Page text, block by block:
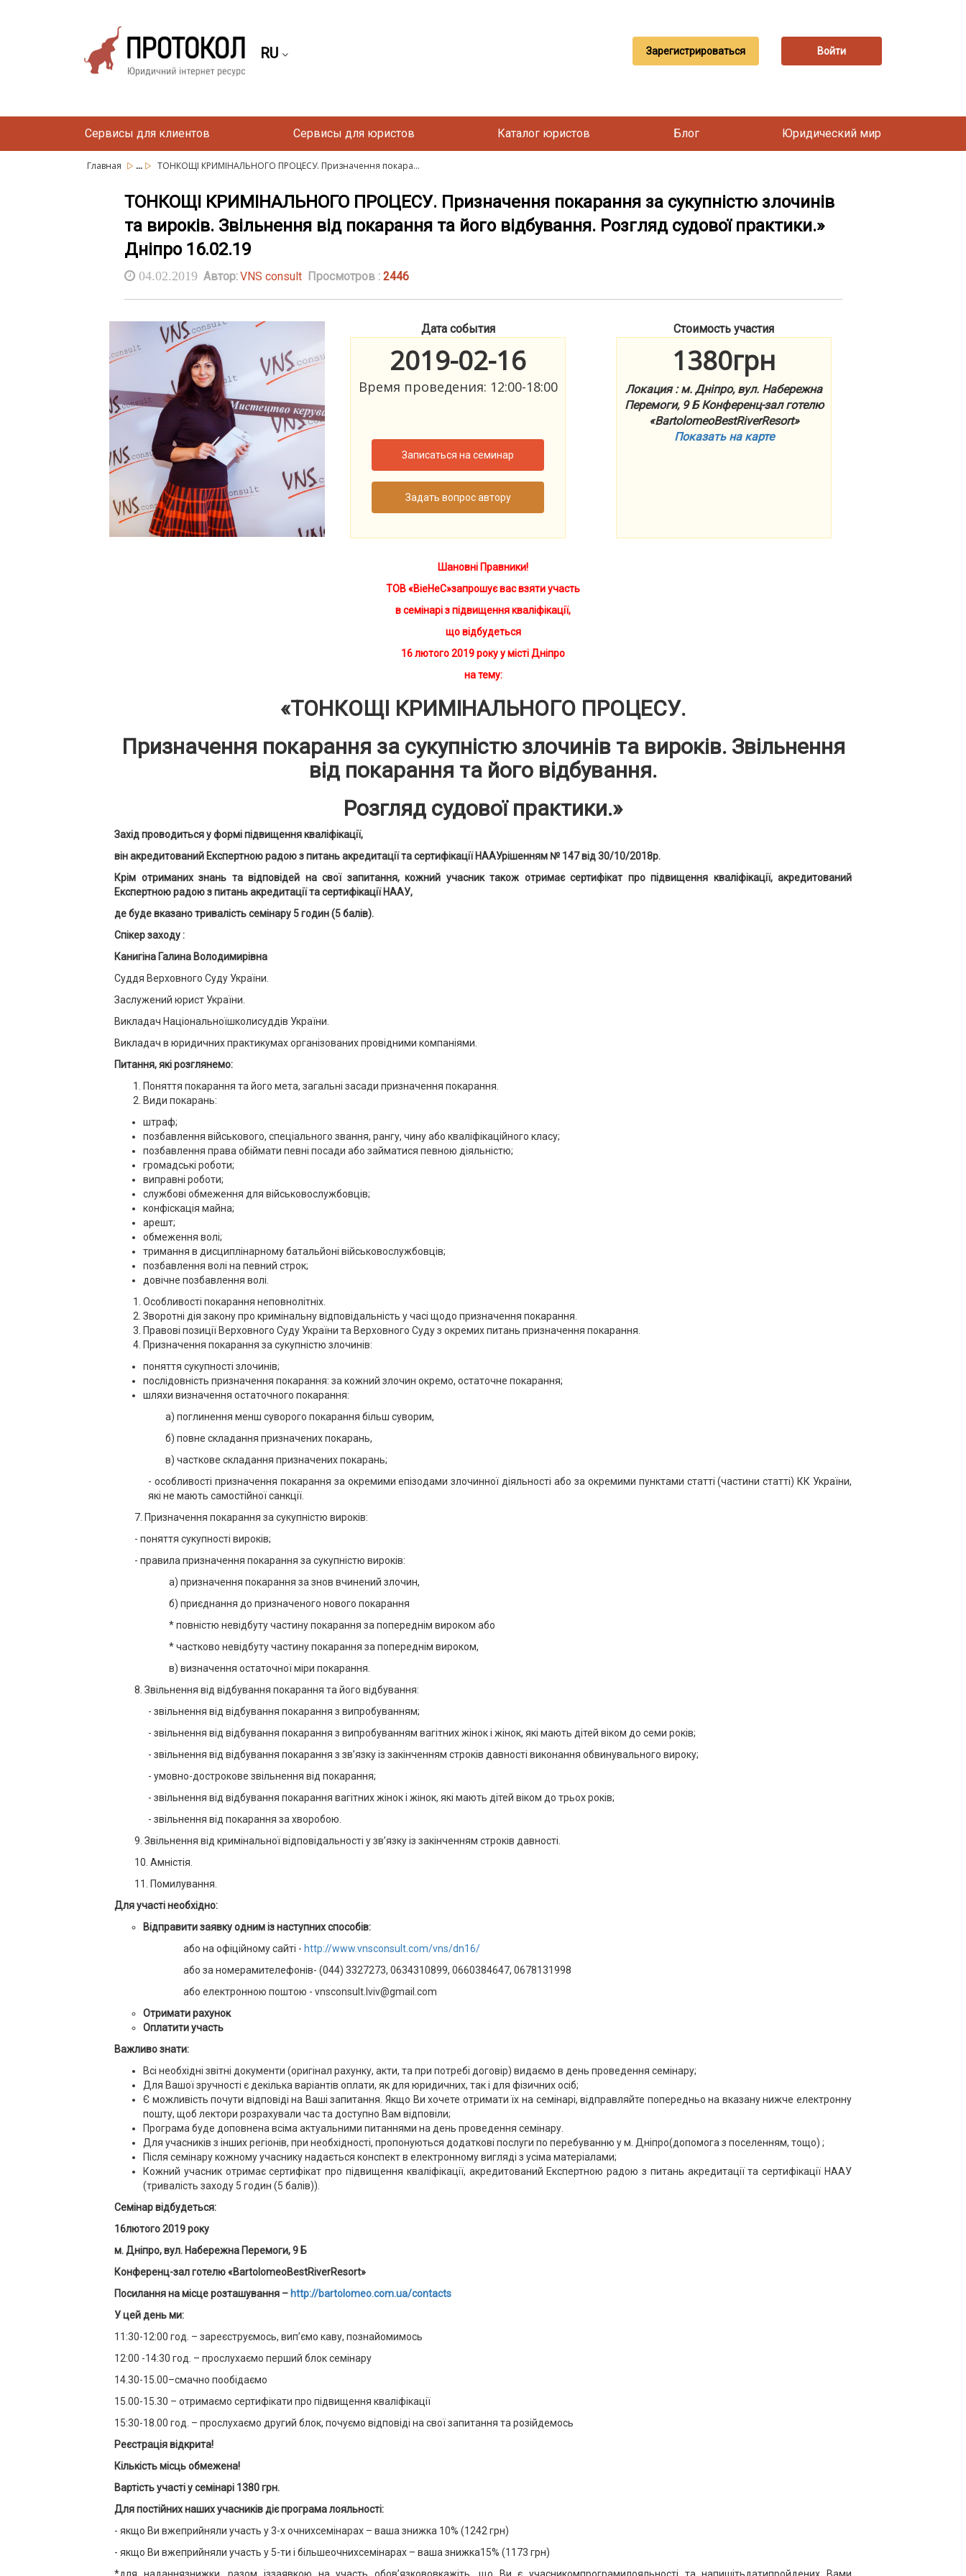
RU Зарегистрироваться Войти
Сервисы для клиентов Сервисы для юристов Каталог юристов Блог Юридический мир
Главная ... ТОНКОЩІ КРИМІНАЛЬНОГО ПРОЦЕСУ. Призначення покара...
ТОНКОЩІ КРИМІНАЛЬНОГО ПРОЦЕСУ. Призначення покарання за сукупністю злочинів
та вироків. Звільнення від покарання та його відбування. Розгляд судової практики.»
Дніпро 16.02.19
04.02.2019 Автор:VNS consult Просмотров : 2446
Дата события
2019-02-16
Время проведения: 12:00-18:00
Записаться на семинар
Задать вопрос автору
Стоимость участия
1380грн
Локация : м. Дніпро, вул. Набережна
Перемоги, 9 Б Конференц-зал готелю
«BartolomeoBestRiverResort»
Показать на карте
Шановні Правники!
ТОВ «ВіеНеС»запрошує вас взяти участь
в семінарі з підвищення кваліфікації,
що відбудеться
16лютого 2019 року у місті Дніпро
на тему:
«ТОНКОЩІ КРИМІНАЛЬНОГО ПРОЦЕСУ.
Призначення покарання за сукупністю злочинів та вироків. Звільнення
від покарання та його відбування.
Розгляд судової практики.»
Захід проводиться у формі підвищення кваліфікації,
він акредитований Експертною радою з питань акредитації та сертифікації НААУрішенням № 147 від 30/10/2018р.
Крім отриманих знань та відповідей на свої запитання, кожний учасник також отримає сертифікат про підвищення кваліфікації, акредитований
Експертною радою з питань акредитації та сертифікації НААУ,
де буде вказано тривалість семінару 5 годин (5 балів).
Спікер заходу :
Канигіна Галина Володимирівна
Суддя Верховного Суду України.
Заслужений юрист України.
Викладач Національноїшколисуддів України.
Викладач в юридичних практикумах організованих провідними компаніями.
Питання, які розглянемо:
Поняття покарання та його мета, загальні засади призначення покарання.
Види покарань:
штраф;
позбавлення військового, спеціального звання, рангу, чину або кваліфікаційного класу;
позбавлення права обіймати певні посади або займатися певною діяльністю;
громадські роботи;
виправні роботи;
службові обмеження для військовослужбовців;
конфіскація майна;
арешт;
обмеження волі;
тримання в дисциплінарному батальйоні військовослужбовців;
позбавлення волі на певний строк;
довічне позбавлення волі.
Особливості покарання неповнолітніх.
Зворотні дія закону про кримінальну відповідальність у часі щодо призначення покарання.
Правові позиції Верховного Суду України та Верховного Суду з окремих питань призначення покарання.
Призначення покарання за сукупністю злочинів:
поняття сукупності злочинів;
послідовність призначення покарання: за кожний злочин окремо, остаточне покарання;
шляхи визначення остаточного покарання:
а) поглинення менш суворого покарання більш суворим,
б) повне складання призначених покарань,
в) часткове складання призначених покарань;
- особливості призначення покарання за окремими епізодами злочинної діяльності або за окремими пунктами статті (частини статті) КК України,
які не мають самостійної санкції.
7. Призначення покарання за сукупністю вироків:
- поняття сукупності вироків;
- правила призначення покарання за сукупністю вироків:
а) призначення покарання за знов вчинений злочин,
б) приєднання до призначеного нового покарання
* повністю невідбуту частину покарання за попереднім вироком або
* частково невідбуту частину покарання за попереднім вироком,
в) визначення остаточної міри покарання.
8. Звільнення від відбування покарання та його відбування:
- звільнення від відбування покарання з випробуванням;
- звільнення від відбування покарання з випробуванням вагітних жінок і жінок, які мають дітей віком до семи років;
- звільнення від відбування покарання з зв’язку із закінченням строків давності виконання обвинувального вироку;
- умовно-дострокове звільнення від покарання;
- звільнення від відбування покарання вагітних жінок і жінок, які мають дітей віком до трьох років;
- звільнення від покарання за хворобою.
9. Звільнення від кримінальної відповідальності у зв’язку із закінченням строків давності.
10. Амністія.
11. Помилування.
Для участі необхідно:
Відправити заявку одним із наступних способів:
або на офіційному сайті - http://www.vnsconsult.com/vns/dn16/
або за номерамителефонів- (044) 3327273, 0634310899, 0660384647, 0678131998
або електронною поштою - vnsconsult.lviv@gmail.com
Отримати рахунок
Оплатити участь
Важливо знати:
Всі необхідні звітні документи (оригінал рахунку, акти, та при потребі договір) видаємо в день проведення семінару;
Для Вашої зручності є декілька варіантів оплати, як для юридичних, так і для фізичних осіб;
Є можливість почути відповіді на Ваші запитання. Якщо Ви хочете отримати їх на семінарі, відправляйте попередньо на вказану нижче електронну
пошту, щоб лектори розрахували час та доступно Вам відповіли;
Програма буде доповнена всіма актуальними питаннями на день проведення семінару.
Для учасників з інших регіонів, при необхідності, пропонуються додаткові послуги по перебуванню у м. Дніпро(допомога з поселенням, тощо) ;
Після семінару кожному учаснику надається конспект в електронному вигляді з усіма матеріалами;
Кожний учасник отримає сертифікат про підвищення кваліфікації, акредитований Експертною радою з питань акредитації та сертифікації НААУ
(тривалість заходу 5 годин (5 балів)).
Семінар відбудеться:
16лютого 2019 року
м. Дніпро, вул. Набережна Перемоги, 9 Б
Конференц-зал готелю «BartolomeoBestRiverResort»
Посилання на місце розташування – http://bartolomeo.com.ua/contacts
У цей день ми:
11:30-12:00 год. – зареєструємось, вип’ємо каву, познайомимось
12:00 -14:30 год. – прослухаємо перший блок семінару
14.30-15.00–смачно пообідаємо
15.00-15.30 – отримаємо сертифікати про підвищення кваліфікації
15:30-18.00 год. – прослухаємо другий блок, почуємо відповіді на свої запитання та розійдемось
Реєстрація відкрита!
Кількість місць обмежена!
Вартість участі у семінарі 1380 грн.
Для постійних наших учасників діє програма лояльності:
- якщо Ви вжеприйняли участь у 3-х очнихсемінарах – ваша знижка 10% (1242 грн)
- якщо Ви вжеприйняли участь у 5-ти і більшеочнихсемінарах – ваша знижка15% (1173 грн)